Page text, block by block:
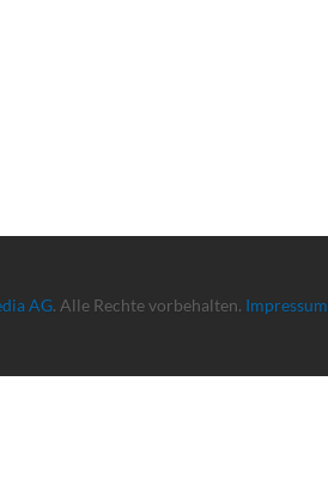
AG. Alle Rechte vorbehalten. Impressum